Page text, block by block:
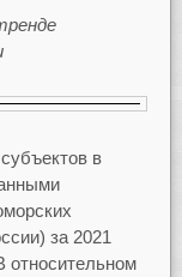
в
за 2021
относительном